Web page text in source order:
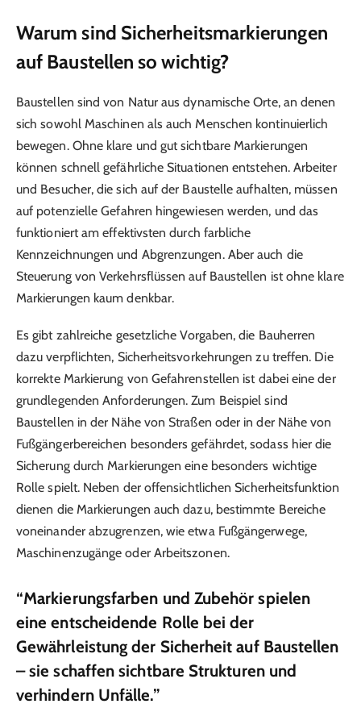
Warum sind Sicherheitsmarkierungen
auf Baustellen so wichtig?
Baustellen sind von Natur aus dynamische Orte, an denen
sich sowohl Maschinen als auch Menschen kontinuierlich
bewegen. Ohne klare und gut sichtbare Markierungen
können schnell gefährliche Situationen entstehen. Arbeiter
und Besucher, die sich auf der Baustelle aufhalten, müssen
auf potenzielle Gefahren hingewiesen werden, und das
funktioniert am effektivsten durch farbliche
Kennzeichnungen und Abgrenzungen. Aber auch die
Steuerung von Verkehrsflüssen auf Baustellen ist ohne klare
Markierungen kaum denkbar.
Es gibt zahlreiche gesetzliche Vorgaben, die Bauherren
dazu verpflichten, Sicherheitsvorkehrungen zu treffen. Die
korrekte Markierung von Gefahrenstellen ist dabei eine der
grundlegenden Anforderungen. Zum Beispiel sind
Baustellen in der Nähe von Straßen oder in der Nähe von
Fußgängerbereichen besonders gefährdet, sodass hier die
Sicherung durch Markierungen eine besonders wichtige
Rolle spielt. Neben der offensichtlichen Sicherheitsfunktion
dienen die Markierungen auch dazu, bestimmte Bereiche
voneinander abzugrenzen, wie etwa Fußgängerwege,
Maschinenzugänge oder Arbeitszonen.
“Markierungsfarben und Zubehör spielen
eine entscheidende Rolle bei der
Gewährleistung der Sicherheit auf Baustellen
– sie schaffen sichtbare Strukturen und
verhindern Unfälle.”